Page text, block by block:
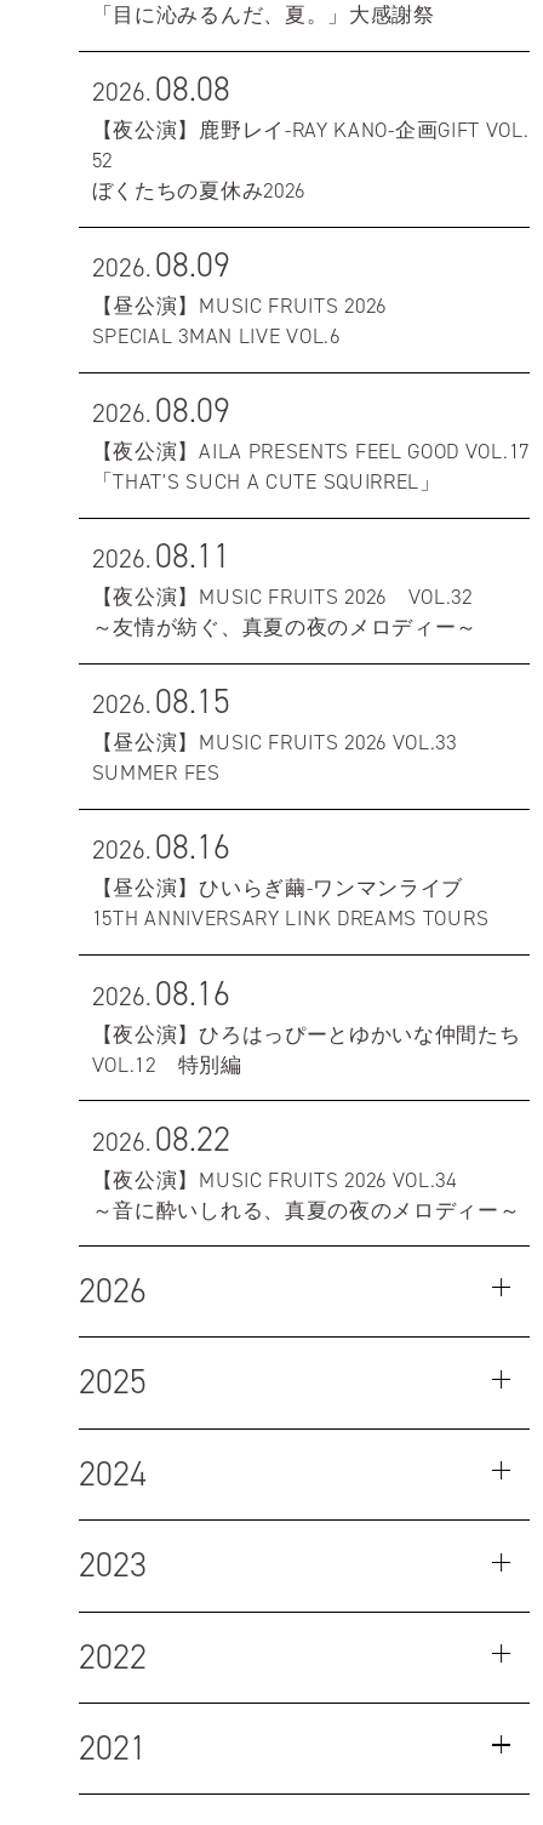
「目に沁みるんだ、夏。」大感謝祭
2026.08.08
【夜公演】鹿野レイ-RAY KANO-企画GIFT VOL.
52
ぼくたちの夏休み2026
2026.08.09
【昼公演】MUSIC FRUITS 2026
SPECIAL 3MAN LIVE VOL.6
2026.08.09
【夜公演】AILA PRESENTS FEEL GOOD VOL.17
「THAT'S SUCH A CUTE SQUIRREL」
2026.08.11
【夜公演】MUSIC FRUITS 2026 VOL.32
～友情が紡ぐ、真夏の夜のメロディー～
2026.08.15
【昼公演】MUSIC FRUITS 2026 VOL.33
SUMMER FES
2026.08.16
【昼公演】ひいらぎ繭-ワンマンライブ
15TH ANNIVERSARY LINK DREAMS TOURS
2026.08.16
【夜公演】ひろはっぴーとゆかいな仲間たち
VOL.12 特別編
2026.08.22
【夜公演】MUSIC FRUITS 2026 VOL.34
～音に酔いしれる、真夏の夜のメロディー～
2026
2025
2024
2023
2022
2021